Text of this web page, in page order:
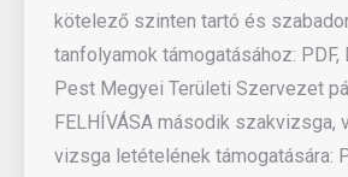
kötelező szinten tartó és
tanfolyamok támogatásához: PDF,
Pest Megyei Területi Szervezet
FELHÍVÁSA második szakvizsga,
vizsga letételének támogatására: